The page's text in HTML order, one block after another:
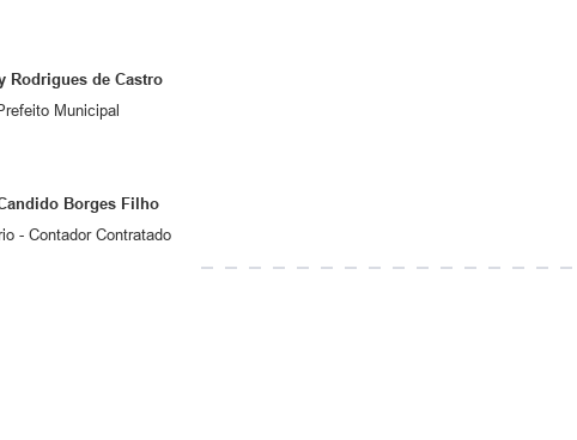
Rodrigues de Castro
Municipal
Borges Filho
- Contador Contratado